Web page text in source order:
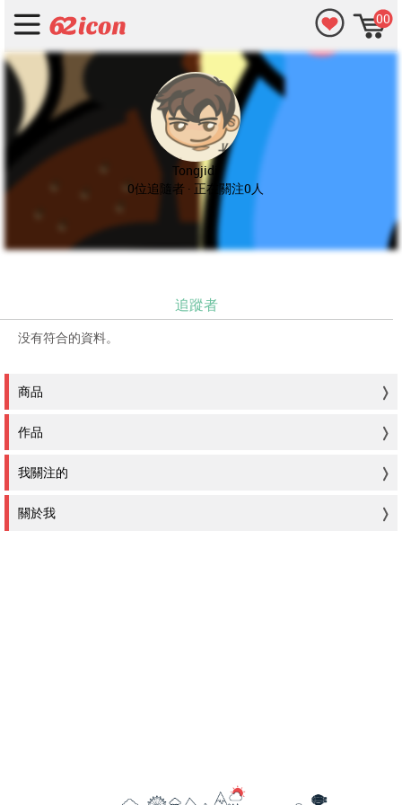
00
Tongjidi
0位追隨者 · 正在關注0人
追蹤者
没有符合的資料。
商品
作品
我關注的
關於我